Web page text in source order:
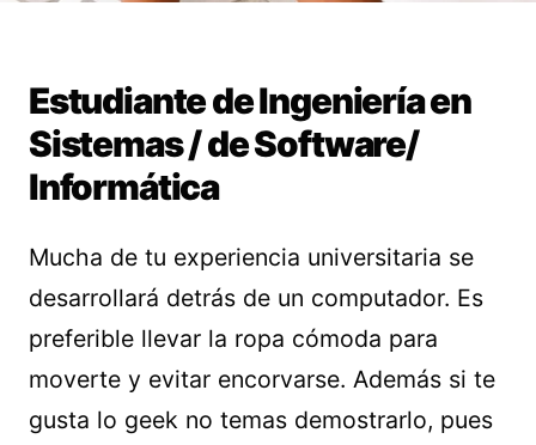
Estudiante de Ingeniería en
Sistemas / de Software/
Informática
Mucha de tu experiencia universitaria se
desarrollará detrás de un computador. Es
preferible llevar la ropa cómoda para
moverte y evitar encorvarse. Además si te
gusta lo geek no temas demostrarlo, pues